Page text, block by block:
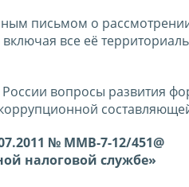
письмом о
все её
вопросы развития
№ ММВ-7-12/451@
налоговой службе»